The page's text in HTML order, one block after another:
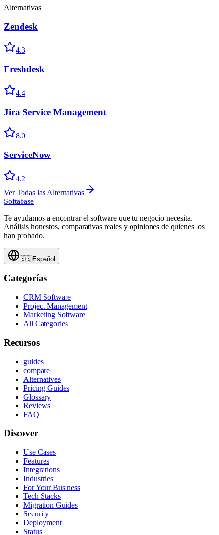
Alternativas
Zendesk
4.3
Freshdesk
4.4
Jira Service Management
8.0
ServiceNow
4.2
Ver Todas las Alternativas
Softabase
Te ayudamos a encontrar el software que tu negocio necesita.
Análisis honestos, comparativas reales y opiniones de quienes los
han probado.
🇪🇸Español
Categorías
CRM Software
Project Management
Marketing Software
All Categories
Recursos
guides
compare
Alternatives
Pricing Guides
Glossary
Reviews
FAQ
Discover
Use Cases
Features
Integrations
Industries
For Your Business
Tech Stacks
Migration Guides
Security
Deployment
Status